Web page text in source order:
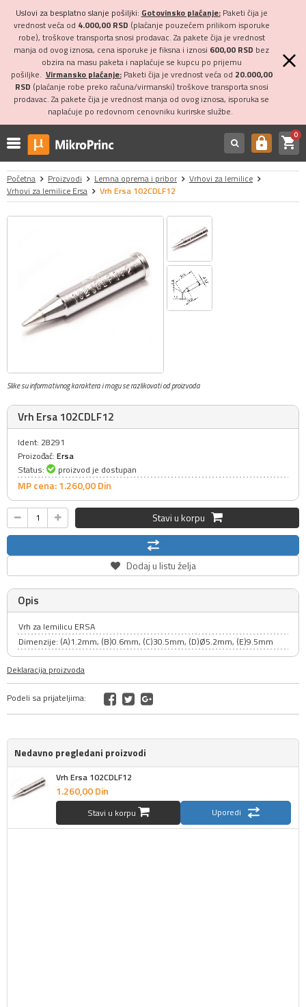
Uslovi za besplatno slanje pošiljki: Gotovinsko plaćanje:Paketi čija je
vrednost veća od 4.000,00 RSD (plaćanje pouzećem prilikom isporuke
robe), troškove transporta snosi prodavac. Za pakete čija je vrednost
manja od ovog iznosa, cena isporuke je fiksna i iznosi 600,00 RSD bez
obzira na masu paketa i naplaćuje se kupcu po prijemu
pošiljke. Virmansko plaćanje:Paketi čija je vrednost veća od 20.000,00
RSD (plaćanje robe preko računa/virmanski) troškove transporta snosi
prodavac. Za pakete čija je vrednost manja od ovog iznosa, isporuka se
naplaćuje po redovnom cenovniku kurirske službe.
https shopping_cart0
Početna Proizvodi Lemna oprema i pribor
Vrhovi za lemilice
Vrhovi za lemilice Ersa
Vrh Ersa 102CDLF12
Slike su informativnog karaktera i mogu se razlikovati od proizvoda
Vrh Ersa 102CDLF12
Ident: 28291
Proizođač: Ersa
Status:
proizvod je dostupan
MP cena: 1.260,00Din
Stavi u korpu
Dodaj u listu želja
Opis
Vrh za lemilicu ERSA
Dimenzije: (A)1.2mm, (B)0.6mm, (C)30.5mm, (D)Ø5.2mm, (E)9.5mm
Deklaracija proizvoda
Podeli sa prijateljima:
Nedavno pregledani proizvodi
Vrh Ersa 102CDLF12
1.260,00Din
Stavi u korpu Uporedi